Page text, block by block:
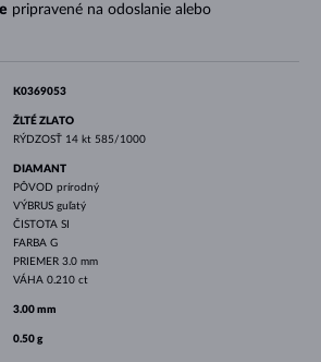
pripravené na odoslanie alebo
K0369053
ŽLTÉ ZLATO
RÝDZOSŤ 14 kt 585/1000
DIAMANT
PÔVOD prírodný
VÝBRUS guľatý
ČISTOTA SI
FARBA G
PRIEMER 3.0 mm
VÁHA 0.210 ct
3.00 mm
0.50 g